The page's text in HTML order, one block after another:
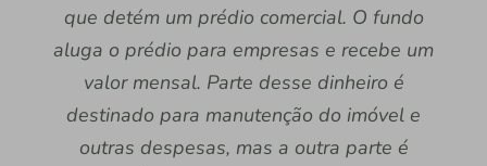
que detém um prédio comercial. O fundo
aluga o prédio para empresas e recebe um
valor mensal. Parte desse dinheiro é
destinado para manutenção do imóvel e
outras despesas, mas a outra parte é